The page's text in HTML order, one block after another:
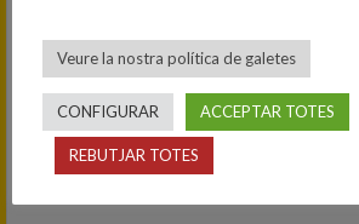
(Jornada 4)
57-50
Infantil masculí 2024-25
Veure la nostra política de galetes
CONFIGURAR ACCEPTAR TOTES
REBUTJAR TOTES